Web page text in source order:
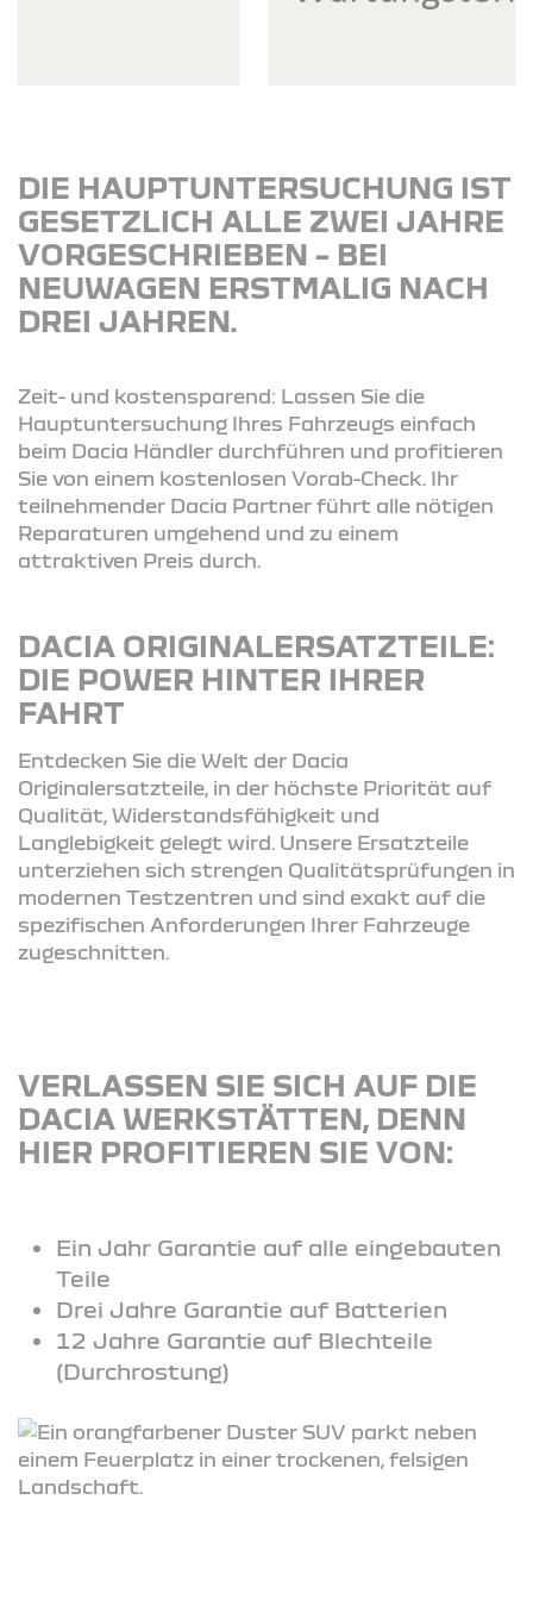
DIE HAUPTUNTERSUCHUNG IST
GESETZLICH ALLE ZWEI JAHRE
VORGESCHRIEBEN – BEI
NEUWAGEN ERSTMALIG NACH
DREI JAHREN.
Zeit- und kostensparend: Lassen Sie die
Hauptuntersuchung Ihres Fahrzeugs einfach
beim Dacia Händler durchführen und profitieren
Sie von einem kostenlosen Vorab-Check. Ihr
teilnehmender Dacia Partner führt alle nötigen
Reparaturen umgehend und zu einem
attraktiven Preis durch.
DACIA ORIGINALERSATZTEILE:
DIE POWER HINTER IHRER
FAHRT
Entdecken Sie die Welt der Dacia
Originalersatzteile, in der höchste Priorität auf
Qualität, Widerstandsfähigkeit und
Langlebigkeit gelegt wird. Unsere Ersatzteile
unterziehen sich strengen Qualitätsprüfungen in
modernen Testzentren und sind exakt auf die
spezifischen Anforderungen Ihrer Fahrzeuge
zugeschnitten.
VERLASSEN SIE SICH AUF DIE
DACIA WERKSTÄTTEN, DENN
HIER PROFITIEREN SIE VON:
Ein Jahr Garantie auf alle eingebauten
Teile
Drei Jahre Garantie auf Batterien
12 Jahre Garantie auf Blechteile
(Durchrostung)